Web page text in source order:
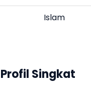
Islam
Profil Singkat